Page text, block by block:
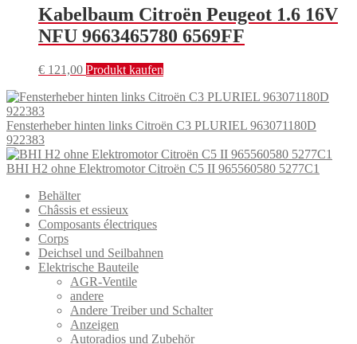
Kabelbaum Citroën Peugeot 1.6 16V
NFU 9663465780 6569FF
€ 121,00 Produkt kaufen
Fensterheber hinten links Citroën C3 PLURIEL 963071180D
922383
BHI H2 ohne Elektromotor Citroën C5 II 965560580 5277C1
Behälter
Châssis et essieux
Composants électriques
Corps
Deichsel und Seilbahnen
Elektrische Bauteile
AGR-Ventile
andere
Andere Treiber und Schalter
Anzeigen
Autoradios und Zubehör